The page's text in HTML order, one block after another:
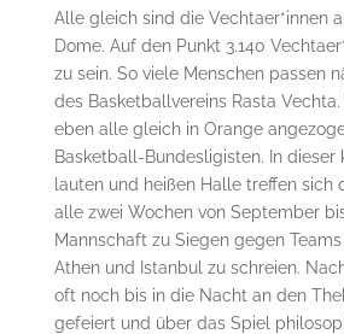
Alle gleich sind die Vechtaer*innen
Dome. Auf den Punkt 3.140
zu sein. So viele Menschen passen
des Basketballvereins Rasta
eben alle gleich in Orange
Basketball-Bundesligisten. In dieser
lauten und heißen Halle treffen sich
alle zwei Wochen von September
Mannschaft zu Siegen gegen Teams
Athen und Istanbul zu schreien.
oft noch bis in die Nacht an den
gefeiert und über das Spiel